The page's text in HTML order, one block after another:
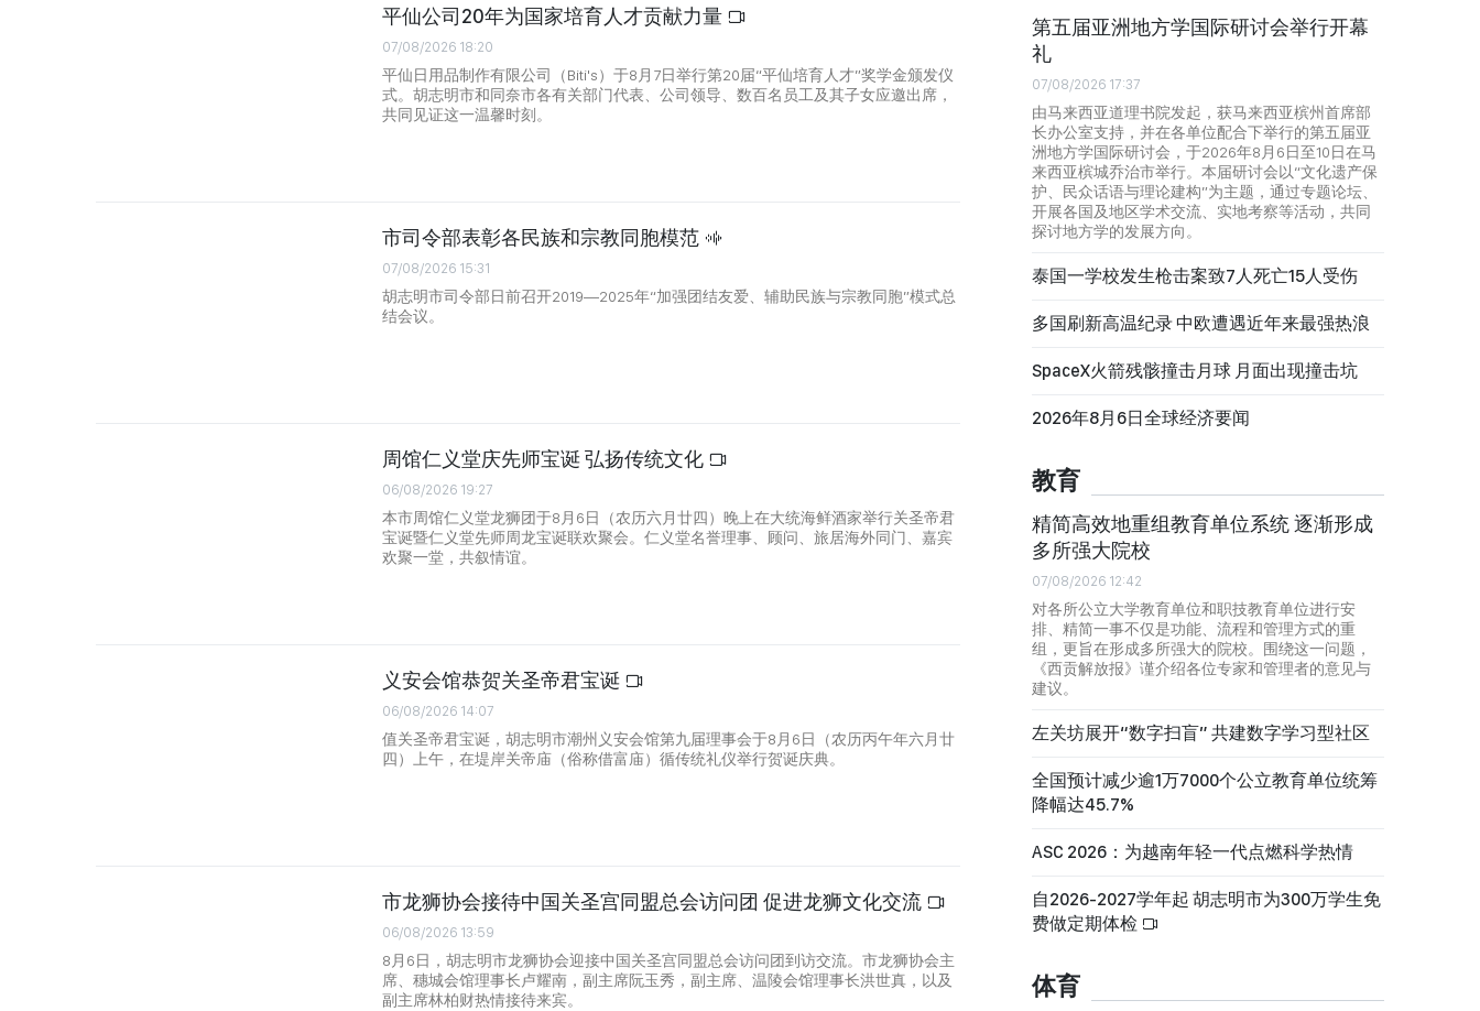
平仙公司20年为国家培育人才贡献力量
07/08/2026 18:20
平仙日用品制作有限公司（Biti's）于8月7日举行第20届“平仙培育人才”奖学金颁发仪
式。胡志明市和同奈市各有关部门代表、公司领导、数百名员工及其子女应邀出席，
共同见证这一温馨时刻。
市司令部表彰各民族和宗教同胞模范
07/08/2026 15:31
胡志明市司令部日前召开2019—2025年“加强团结友爱、辅助民族与宗教同胞”模式总
结会议。
周馆仁义堂庆先师宝诞 弘扬传统文化
06/08/2026 19:27
本市周馆仁义堂龙狮团于8月6日（农历六月廿四）晚上在大统海鲜酒家举行关圣帝君
宝诞暨仁义堂先师周龙宝诞联欢聚会。仁义堂名誉理事、顾问、旅居海外同门、嘉宾
欢聚一堂，共叙情谊。
义安会馆恭贺关圣帝君宝诞
06/08/2026 14:07
值关圣帝君宝诞，胡志明市潮州义安会馆第九届理事会于8月6日（农历丙午年六月廿
四）上午，在堤岸关帝庙（俗称借富庙）循传统礼仪举行贺诞庆典。
市龙狮协会接待中国关圣宫同盟总会访问团 促进龙狮文化交流
06/08/2026 13:59
8月6日，胡志明市龙狮协会迎接中国关圣宫同盟总会访问团到访交流。市龙狮协会主
席、穗城会馆理事长卢耀南，副主席阮玉秀，副主席、温陵会馆理事长洪世真，以及
副主席林柏财热情接待来宾。
第五届亚洲地方学国际研讨会举行开幕
礼
07/08/2026 17:37
由马来西亚道理书院发起，获马来西亚槟州首席部
长办公室支持，并在各单位配合下举行的第五届亚
洲地方学国际研讨会，于2026年8月6日至10日在马
来西亚槟城乔治市举行。本届研讨会以“文化遗产保
护、民众话语与理论建构”为主题，通过专题论坛、
开展各国及地区学术交流、实地考察等活动，共同
探讨地方学的发展方向。
泰国一学校发生枪击案致7人死亡15人受伤
多国刷新高温纪录 中欧遭遇近年来最强热浪
SpaceX火箭残骸撞击月球 月面出现撞击坑
2026年8月6日全球经济要闻
教育
精简高效地重组教育单位系统 逐渐形成
多所强大院校
07/08/2026 12:42
对各所公立大学教育单位和职技教育单位进行安
排、精简一事不仅是功能、流程和管理方式的重
组，更旨在形成多所强大的院校。围绕这一问题，
《西贡解放报》谨介绍各位专家和管理者的意见与
建议。
左关坊展开“数字扫盲” 共建数字学习型社区
全国预计减少逾1万7000个公立教育单位统筹
降幅达45.7%
ASC 2026：为越南年轻一代点燃科学热情
自2026-2027学年起 胡志明市为300万学生免
费做定期体检
体育